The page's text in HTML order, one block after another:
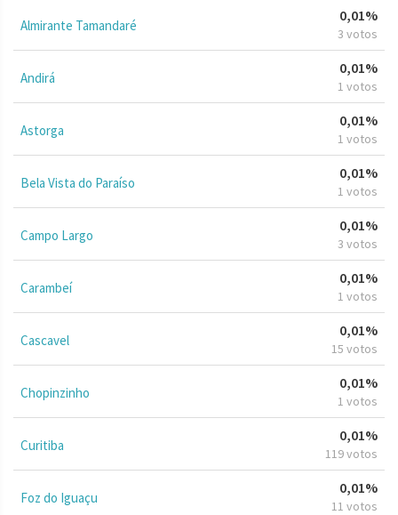
Almirante Tamandaré
0,01%
3 votos
Andirá
0,01%
1 votos
Astorga
0,01%
1 votos
Bela Vista do Paraíso
0,01%
1 votos
Campo Largo
0,01%
3 votos
Carambeí
0,01%
1 votos
Cascavel
0,01%
15 votos
Chopinzinho
0,01%
1 votos
Curitiba
0,01%
119 votos
Foz do Iguaçu
0,01%
11 votos